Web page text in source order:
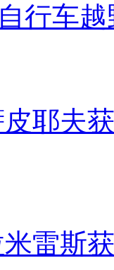
行车
耶夫
雷斯